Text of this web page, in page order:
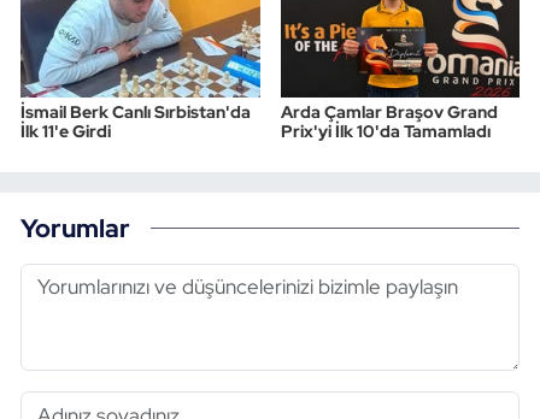
İsmail Berk Canlı Sırbistan'da
İlk 11'e Girdi
Arda Çamlar Braşov Grand
Prix'yi İlk 10'da Tamamladı
Yorumlar